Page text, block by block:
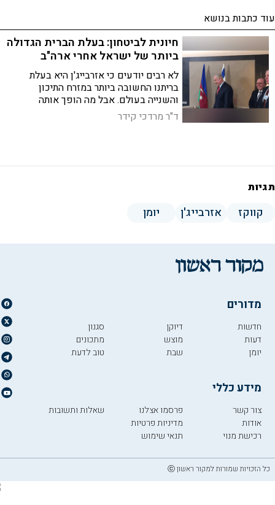
עוד כתבות בנושא
חיונית לביטחון: בעלת הברית הגדולה
ביותר של ישראל אחרי ארה"ב
לא רבים יודעים כי אזרבייג'ן היא בעלת
בריתנו החשובה ביותר במזרח התיכון
והשנייה בעולם. אבל מה הופך אותה
לשותפה אסטרטגית גדולה כל כך של ישראל
ולבעלת תפקיד מפתח עבורנו? טורו של ד"ר
ד"ר מרדכי קידר
תגיות
קווקז אזרבייג'ן יומן
מדורים
חדשות
דעות
יומן
דיוקן
מוצש
שבת
סגנון
מתכונים
טוב לדעת
מידע כללי
צור קשר
אודות
רכישת מנוי
פרסמו אצלנו
מדיניות פרטיות
תנאי שימוש
שאלות ותשובות
כל הזכויות שמורות למקור ראשון ⓒ